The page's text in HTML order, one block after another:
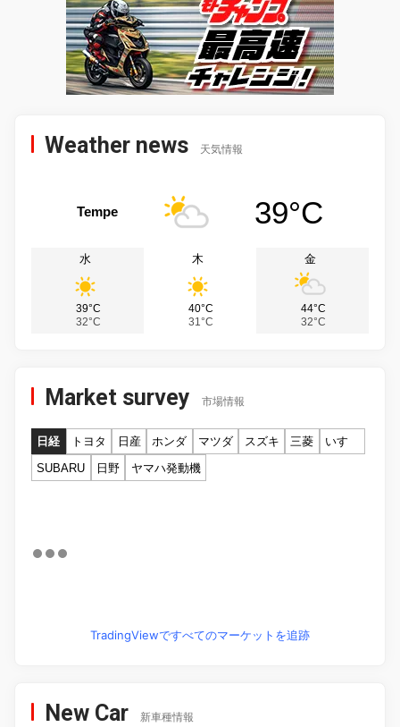
Weather news 天気情報
Tempe 39°C
水
39°C
32°C
木
40°C
31°C
金
44°C
32°C
Market survey 市場情報
日経 トヨタ 日産 ホンダ マツダ スズキ 三菱
いすゞ
SUBARU
日野 ヤマハ発動機
TradingViewですべてのマーケットを追跡
New Car 新車種情報